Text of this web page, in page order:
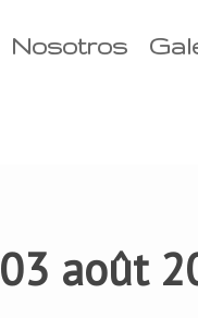
Nosotros
03 août